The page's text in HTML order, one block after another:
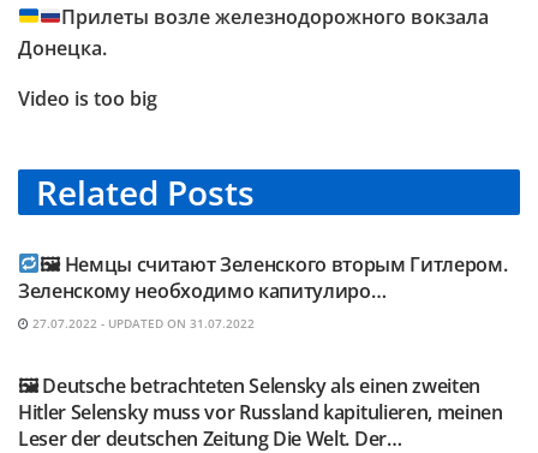
Прилеты возле железнодорожного вокзала
Донецка.
Video is too big
Related Posts
TELEGRAM KANAL @NEUESAUSRUSSLAND
🖼 Немцы считают Зеленского вторым Гитлером.
Зеленскому необходимо капитулиро…
27.07.2022 - UPDATED ON 31.07.2022
🖼 Deutsche betrachteten Selensky als einen zweiten
Hitler Selensky muss vor Russland kapitulieren, meinen
Leser der deutschen Zeitung Die Welt. Der…